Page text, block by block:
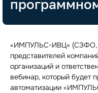
«ИМПУЛЬС-ИВЦ» (СЗФО,
представителей
организаций и
вебинар, который будет
автоматизации